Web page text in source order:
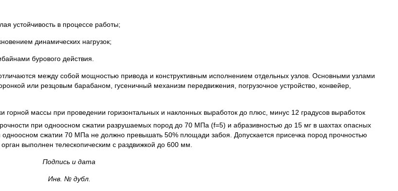
устойчивость в процессе работы;
динамических нагрузок;
бурового действия.
между собой мощностью привода и конструктивным исполнением отдельных узлов. Основными узлами
или резцовым барабаном, гусеничный механизм передвижения, погрузочное устройство, конвейер,
массы при проведении горизонтальных и наклонных выработок до плюс, минус 12 градусов выработок
при одноосном сжатии разрушаемых пород до 70 МПа (f=5) и абразивностью до 15 мг в шахтах опасных
сжатии 70 МПа не должно превышать 50% площади забоя. Допускается присечка пород прочностью
выполнен телескопическим с раздвижкой до 600 мм.
Подпись и дата
Инв. № дубл.